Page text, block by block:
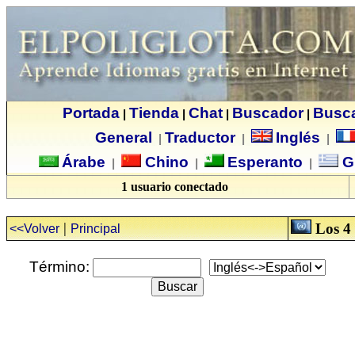
Portada| Tienda| Chat| Buscador|
General
Traductor| Inglés
Árabe Chino Esperanto
1 usuario conectado
<<Volver|Principal Los 4
Término: